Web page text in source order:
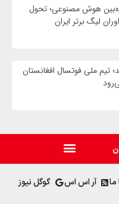
هوش مصنوعی؛ تحول
لیگ برتر ایران
تیم ملی فوتسال افغانستان
آر اس اس گوگل نیوز